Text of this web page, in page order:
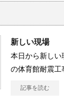
新しい現場
本日から新しい
の体育館耐震工
記事を読む